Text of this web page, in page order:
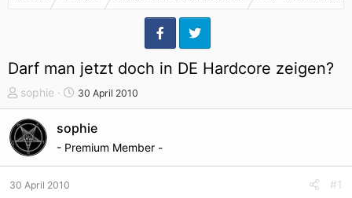
Darf man jetzt doch in DE Hardcore zeigen?
T
h
e
m
e
s
sophie
S
t
a
30 April 2010
sophie
- Premium Member -
30 April 2010 #1